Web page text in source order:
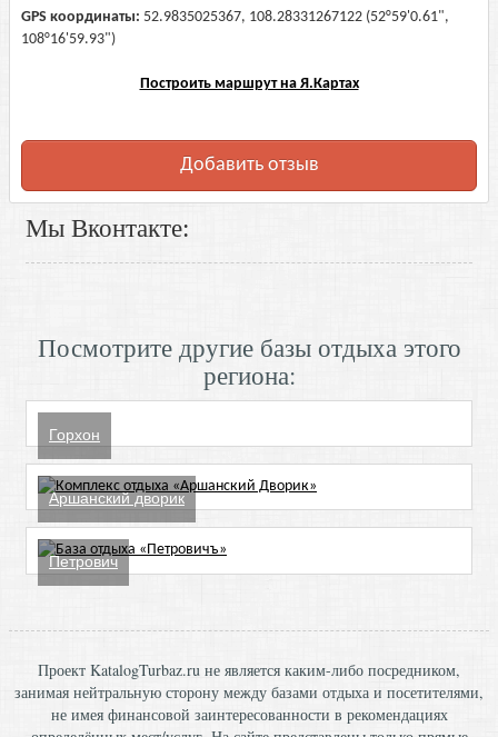
GPS координаты: 52.9835025367, 108.28331267122 (52°59'0.61",
108°16'59.93")
Построить маршрут на Я.Картах
Добавить отзыв
Мы Вконтакте:
Посмотрите другие базы отдыха этого
региона:
Горхон
Аршанский дворик
Петрович
Проект KatalogTurbaz.ru не является каким-либо посредником,
занимая нейтральную сторону между базами отдыха и посетителями,
не имея финансовой заинтересованности в рекомендациях